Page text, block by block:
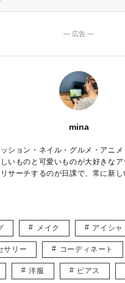
― 広告 ―
mina
ション・ネイル・グルメ・アニ
いものと可愛いものが大好きなア
サーチするのが日課で、常に新し
今はさまざまなジャンルの執筆を
”や“ワクワク”が増えるような情報
メイク アイシャ
サリー コーディネート
洋服 ピアス